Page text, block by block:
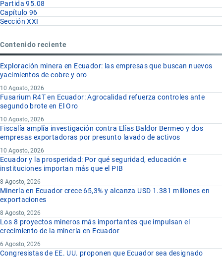
Partida 95.08
Capítulo 96
Sección XXI
Contenido reciente
Exploración minera en Ecuador: las empresas que buscan nuevos
yacimientos de cobre y oro
10 Agosto, 2026
Fusarium R4T en Ecuador: Agrocalidad refuerza controles ante
segundo brote en El Oro
10 Agosto, 2026
Fiscalía amplía investigación contra Elías Baldor Bermeo y dos
empresas exportadoras por presunto lavado de activos
10 Agosto, 2026
Ecuador y la prosperidad: Por qué seguridad, educación e
instituciones importan más que el PIB
8 Agosto, 2026
Minería en Ecuador crece 65,3% y alcanza USD 1.381 millones en
exportaciones
8 Agosto, 2026
Los 8 proyectos mineros más importantes que impulsan el
crecimiento de la minería en Ecuador
6 Agosto, 2026
Congresistas de EE. UU. proponen que Ecuador sea designado